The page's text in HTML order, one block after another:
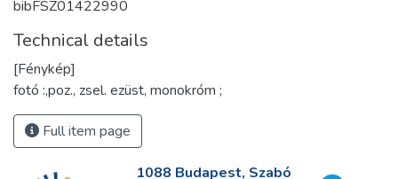
bibFSZ01422990
Technical details
[Fénykép]
fotó :,poz., zsel. ezüst, monokróm ;
Full item page
1088 Budapest, Szabó